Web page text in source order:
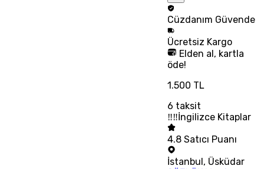
Cüzdanım Güvende
Ücretsiz Kargo
Elden al, kartla
öde!
1.500 TL
6 taksit
‼‼İngilizce Kitaplar
4.8 Satıcı Puanı
İstanbul, Üsküdar